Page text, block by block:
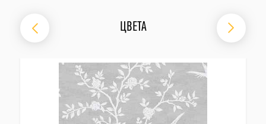
ЦВЕТА